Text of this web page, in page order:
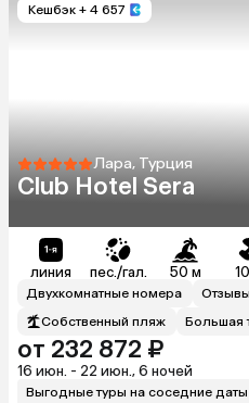
Кешбэк + 4 657
Лара, Турция
Club Hotel Sera
линия пес./гал. 50 м
Двухкомнатные номера
Собственный пляж
Большая
от 232 872 ₽
16 июн. - 22 июн., 6 ночей
Выгодные туры на соседние даты